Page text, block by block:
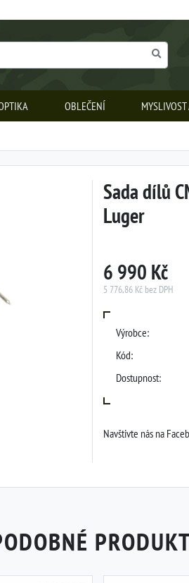
OBLEČENÍ
Sada dílů
Luger
6 990 Kč
5 776,86 Kč bez DPH
Výrobce:
Kód:
Dostupnost:
Navštivte nás na